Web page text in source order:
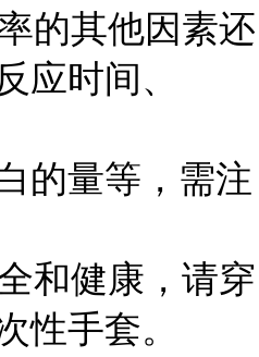
的其他因素还
应时间、
的量等，需注
和健康，请穿
性手套。